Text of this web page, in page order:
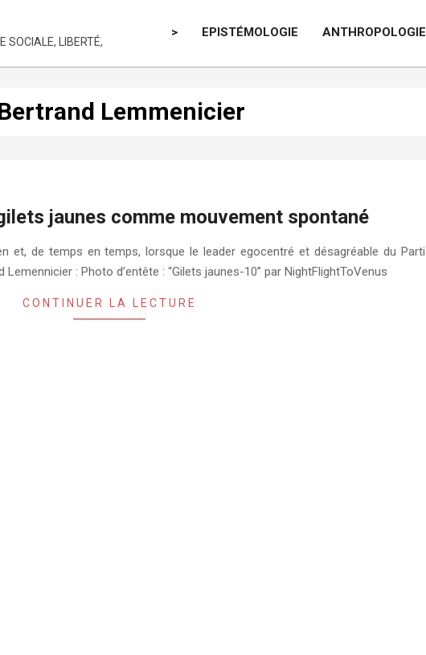
SOCIALE, LIBERTÉ,
> EPISTÉMOLOGIE ANTHROPOLOGIE
Lemmenicier
jaunes comme mouvement spontané
et, de temps en temps, lorsque le leader egocentré et désagréable du Parti
: Photo d’entête : “Gilets jaunes-10” par NightFlightToVenus
CONTINUER LA LECTURE